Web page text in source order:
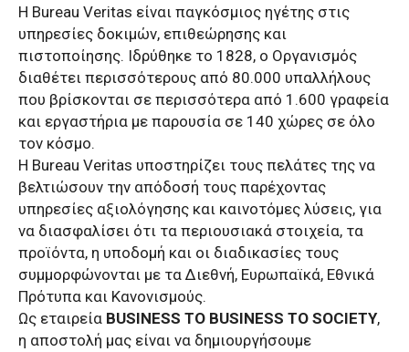
Η Bureau Veritas είναι παγκόσμιος ηγέτης στις
υπηρεσίες δοκιμών, επιθεώρησης και
πιστοποίησης. Ιδρύθηκε το 1828, ο Οργανισμός
διαθέτει περισσότερους από 80.000 υπαλλήλους
που βρίσκονται σε περισσότερα από 1.600 γραφεία
και εργαστήρια με παρουσία σε 140 χώρες σε όλο
τον κόσμο.
Η Bureau Veritas υποστηρίζει τους πελάτες της να
βελτιώσουν την απόδοσή τους παρέχοντας
υπηρεσίες αξιολόγησης και καινοτόμες λύσεις, για
να διασφαλίσει ότι τα περιουσιακά στοιχεία, τα
προϊόντα, η υποδομή και οι διαδικασίες τους
συμμορφώνονται με τα Διεθνή, Ευρωπαϊκά, Εθνικά
Πρότυπα και Κανονισμούς.
Ως εταιρεία BUSINESS TO BUSINESS TO SOCIETY,
η αποστολή μας είναι να δημιουργήσουμε